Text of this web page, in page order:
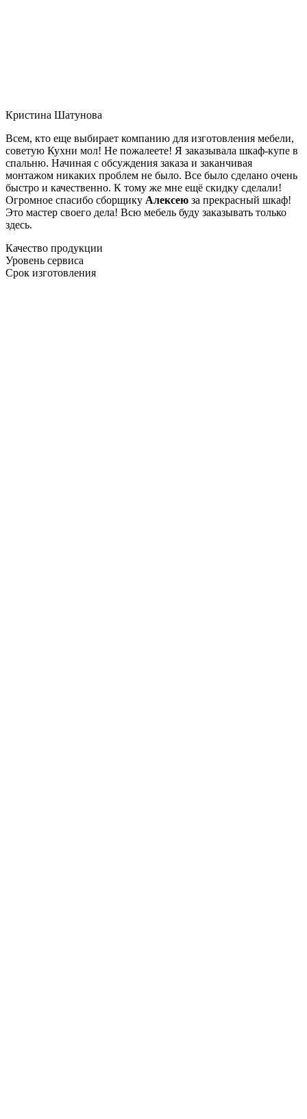
Кристина Шатунова
Всем, кто еще выбирает компанию для изготовления мебели,
советую Кухни мол! Не пожалеете! Я заказывала шкаф-купе в
спальню. Начиная с обсуждения заказа и заканчивая
монтажом никаких проблем не было. Все было сделано очень
быстро и качественно. К тому же мне ещё скидку сделали!
Огромное спасибо сборщику Алексею за прекрасный шкаф!
Это мастер своего дела! Всю мебель буду заказывать только
здесь.
Качество продукции
Уровень сервиса
Срок изготовления